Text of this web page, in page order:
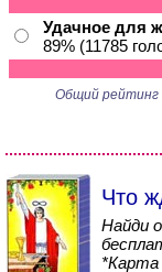
Удачное для
89% (11785
Общий рейтинг
Что
Найди
*Карта